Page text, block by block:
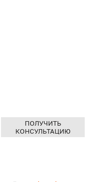
ПОЛУЧИТЬ
КОНСУЛЬТАЦИЮ